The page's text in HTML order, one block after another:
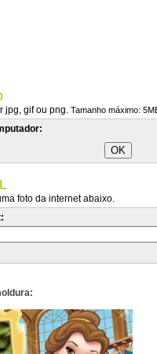
jpg, gif ou png. Tamanho máximo:
foto da internet abaixo.